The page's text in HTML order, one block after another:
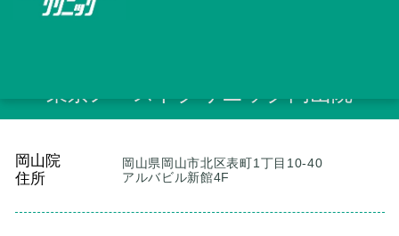
東京ノーストクリニック岡山院
岡山院
住所
岡山県岡山市北区表町1丁目10-40
アルバビル新館4F